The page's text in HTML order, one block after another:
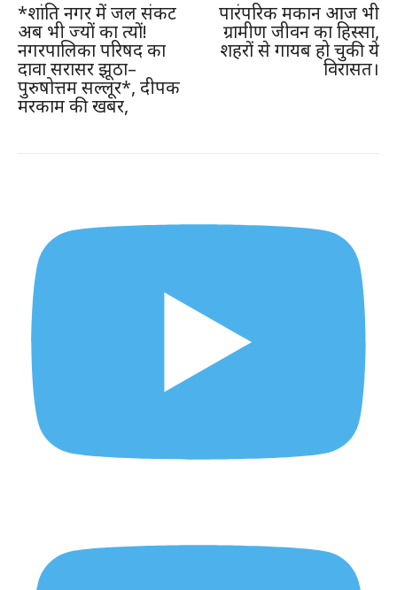
*शांति नगर में जल संकट
अब भी ज्यों का त्यों!
नगरपालिका परिषद का
दावा सरासर झूठा–
पुरुषोत्तम सल्लूर*, दीपक
मरकाम की खबर,
पारंपरिक मकान आज भी
ग्रामीण जीवन का हिस्सा,
शहरों से गायब हो चुकी ये
विरासत।